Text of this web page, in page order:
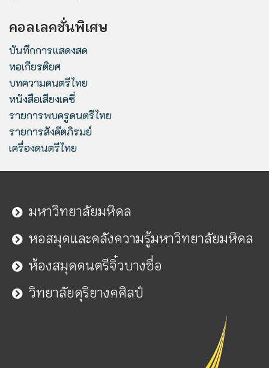
คอลเลคชั่นพิเศษ
บันทึกการแสดงสด
หอเกียรติยศ
บทความดนตรีไทย
หนังสือเสียงเดซี่
รายการพบครูดนตรีไทย
รายการสังคีตภิรมย์
เครื่องดนตรีไทย
มหาวิทยาลัยมหิดล
หอสมุดและคลังความรู้มหาวิทยาลัยมหิดล
ห้องสมุดดนตรีจิ๋วบางซื่อ
วิทยาลัยดุริยางคศิลป์